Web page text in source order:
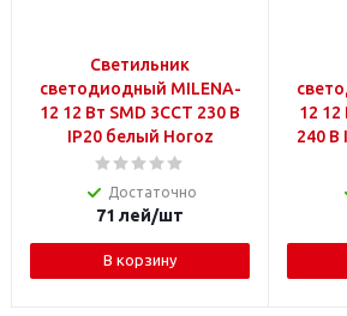
Светильник
светодиодный MILENA-
12 12 Вт SMD 3CCT 230 В
IP20 белый Horoz
Достаточно
71 лей/шт
В корзину
12 12
240 В